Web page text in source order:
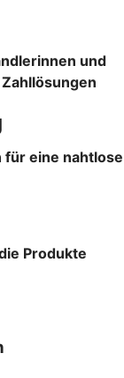
und
für eine nahtlose
Produkte